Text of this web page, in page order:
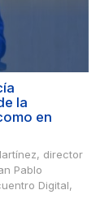
la
en
director
Pablo
Digital,